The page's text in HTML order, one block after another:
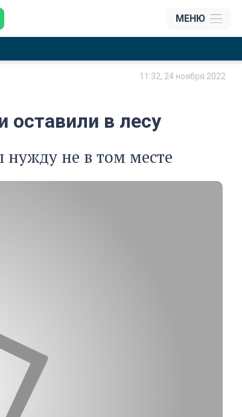
МЕНЮ
11:32, 24 ноября 2022
оставили в лесу
не в том месте